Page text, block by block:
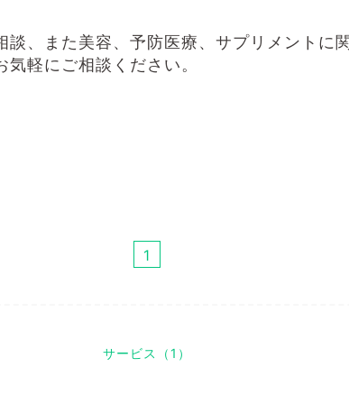
談、また美容、予防医療、サプリメントに
軽にご相談ください。
1
サービス（1）